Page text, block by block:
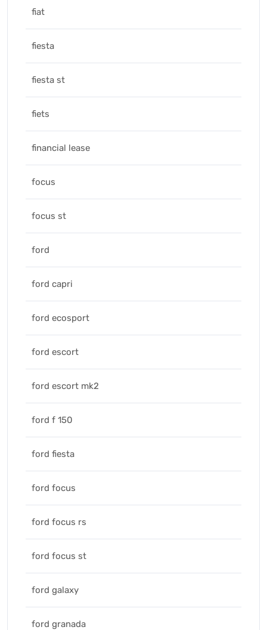
fiat
fiesta
fiesta st
fiets
financial lease
focus
focus st
ford
ford capri
ford ecosport
ford escort
ford escort mk2
ford f 150
ford fiesta
ford focus
ford focus rs
ford focus st
ford galaxy
ford granada